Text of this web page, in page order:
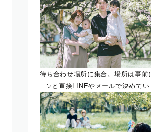
待ち合わせ場所に集合。場所は事前
ンと直接LINEやメールで決めてい